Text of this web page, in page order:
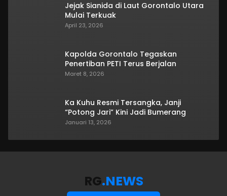
Jejak Sianida di Laut Gorontalo Utara
Mulai Terkuak
April 23, 2026
Kapolda Gorontalo Tegaskan
Penertiban PETI Terus Berjalan
Maret 8, 2026
Ka Kuhu Resmi Tersangka, Janji
“Potong Jari” Kini Jadi Bumerang
Januari 13, 2026
RG.NEWS